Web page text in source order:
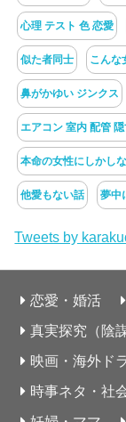
心理 テスト 色 恋愛
似た者同士 こんな
鼻がかゆい ジンクス
エアコン 室内 配管
本命の女性にしかし
他愛もない話 夢中
Tweets by
恋愛・婚活
真実探究（陰
映画・海外ド
時事ネタ・社